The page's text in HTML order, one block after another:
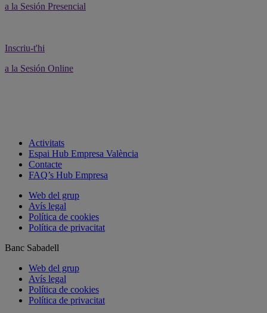
a la Sesión Presencial
Inscriu-t'hi
a la Sesión Online
Activitats
Espai Hub Empresa València
Contacte
FAQ’s Hub Empresa
Web del grup
Avís legal
Política de cookies
Política de privacitat
Banc Sabadell
Web del grup
Avís legal
Política de cookies
Política de privacitat